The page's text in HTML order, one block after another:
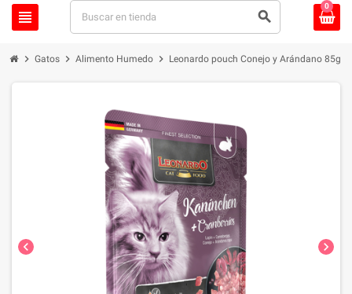
view_headline search
0
chevron_right Gatos chevron_right Alimento Humedo chevron_right Leonardo pouch Conejo y Arándano 85g
chevron_left chevron_right